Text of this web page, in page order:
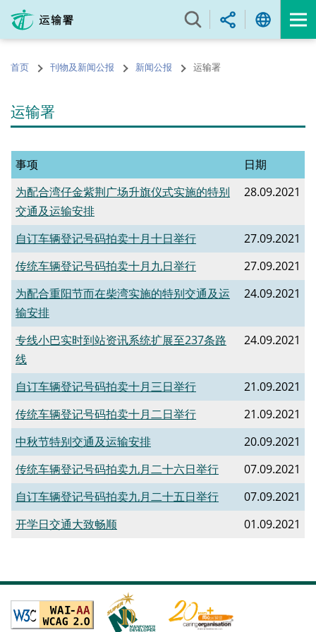
内
的首页 刊物及新闻公报 新闻公报 运输署
运输署
事项
日期
为配合湾仔金紫荆广场升旗仪式实施的特别
交通及运输安排
28.09.2021
自订车辆登记号码拍卖十月十日举行
27.09.2021
传统车辆登记号码拍卖十月九日举行
27.09.2021
为配合重阳节而在柴湾实施的特别交通及运
输安排
24.09.2021
专线小巴实时到站资讯系统扩展至237条路
线
24.09.2021
自订车辆登记号码拍卖十月三日举行
21.09.2021
传统车辆登记号码拍卖十月二日举行
21.09.2021
中秋节特别交通及运输安排
20.09.2021
传统车辆登记号码拍卖九月二十六日举行
07.09.2021
自订车辆登记号码拍卖九月二十五日举行
07.09.2021
开学日交通大致畅顺
01.09.2021